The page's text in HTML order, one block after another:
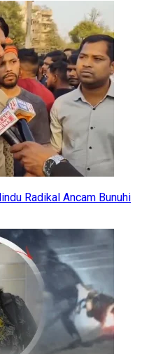
Radikal Ancam Bunuhi